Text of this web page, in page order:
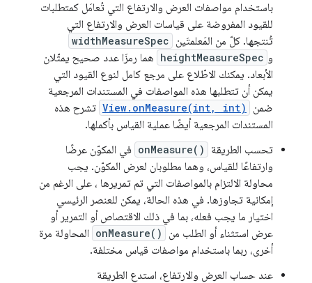
باستخدام مواصفات العرض والارتفاع التي تُعامَل كمتطلبات
للقيود المفروضة على قياسات العرض والارتفاع التي
تُنتجها. كلّ من المَعلمتَين widthMeasureSpec
و heightMeasureSpec هما رمزَا عدد صحيح يمثّلان
الأبعاد. يمكنك الاطّلاع على مرجع كامل لنوع القيود التي
يمكن أن تتطلبها هذه المواصفات في المستندات المرجعية
ضمن
View.onMeasure(int, int) تشرح هذه
المستندات المرجعية أيضًا عملية القياس بأكملها.
تحسب الطريقة
onMeasure() في المكوّن عرضًا
وارتفاعًا للقياس، وهما مطلوبان لعرض المكوّن. يجب
محاولة الالتزام بالمواصفات التي تم تمريرها ، على الرغم من
إمكانية تجاوزها. في هذه الحالة، يمكن للعنصر الرئيسي
اختيار ما يجب فعله، بما في ذلك الاقتصاص أو التمرير أو
عرض استثناء أو الطلب من
onMeasure() المحاولة مرة
أخرى، ربما باستخدام مواصفات قياس مختلفة.
عند حساب العرض والارتفاع، استدعِ الطريقة